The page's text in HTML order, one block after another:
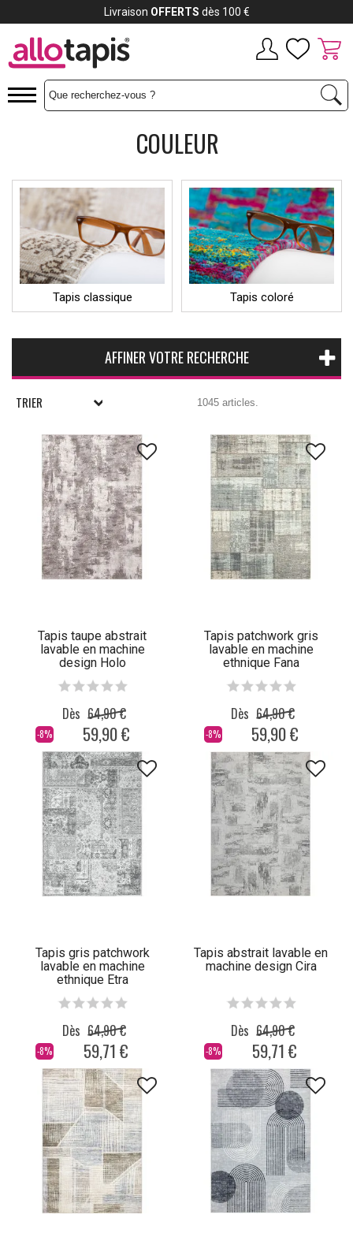
COULEUR
Tapis classique Tapis coloré
AFFINER VOTRE RECHERCHE
TRIER 1045 articles.
Tapis taupe abstrait
lavable en machine
design Holo
-8%
Dès 64,90 €
59,90 €
Tapis patchwork gris
lavable en machine
ethnique Fana
-8%
Dès 64,90 €
59,90 €
Tapis gris patchwork
lavable en machine
ethnique Etra
-8%
Dès 64,90 €
59,71 €
Tapis abstrait lavable en
machine design Cira
-8%
Dès 64,90 €
59,71 €
Payez jusqu'à 12x